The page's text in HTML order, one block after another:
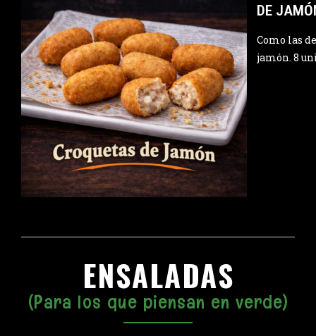
DE
Como las
jamón. 8
ENSALADAS
(Para los que piensan en verde)